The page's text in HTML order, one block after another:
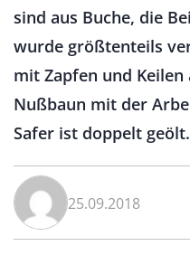
sind aus Buche, die
wurde größtenteils
mit Zapfen und
Nußbaun mit der
Safer ist doppelt geölt.
25.09.2018